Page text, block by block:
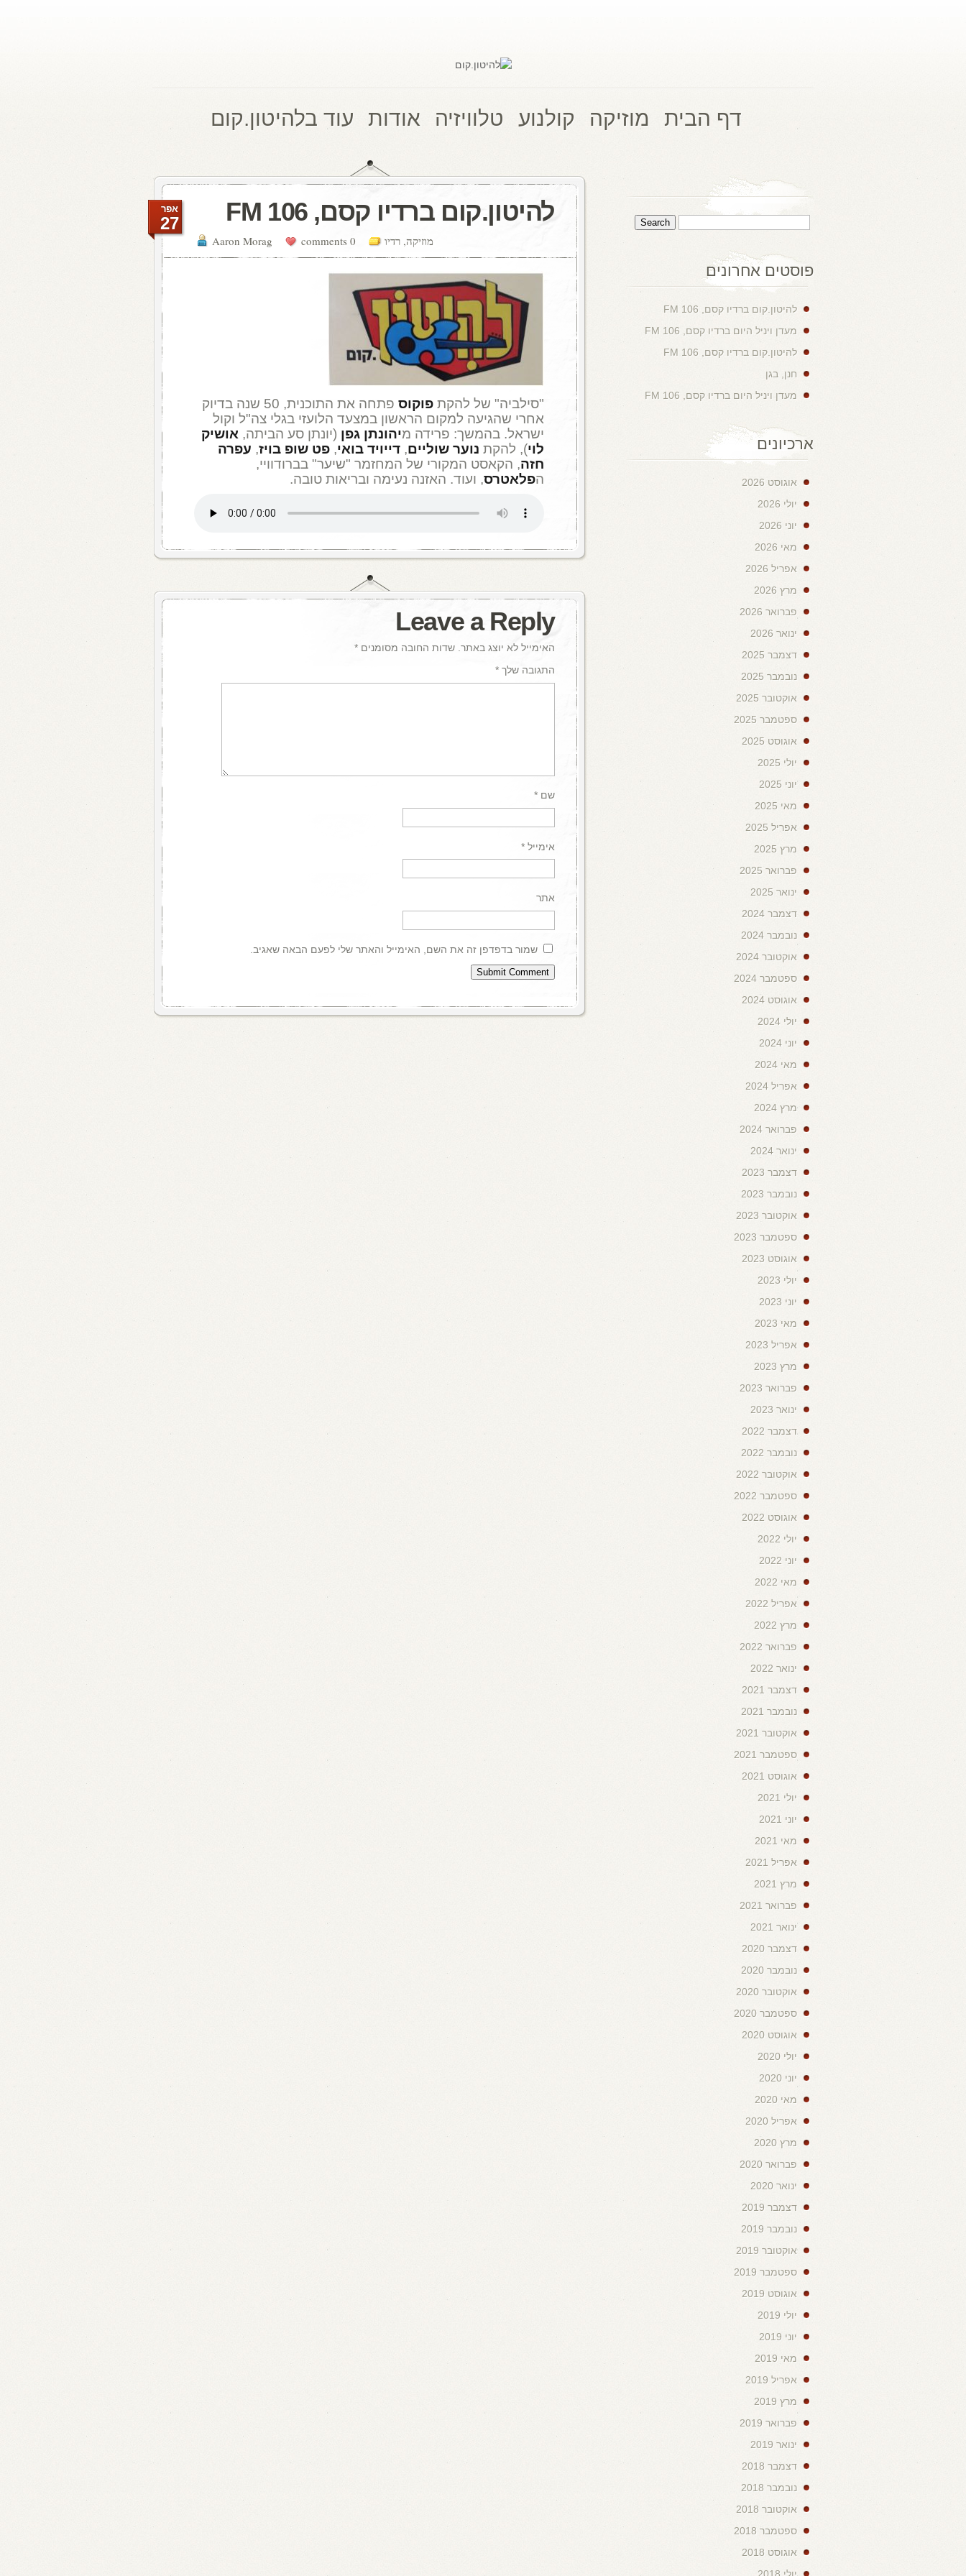
דף הבית מוזיקה קולנוע טלוויזיה אודות עוד בלהיטון.קום
להיטון.קום ברדיו קסם, 106 FM
Aaron Morag 0 comments מוזיקה, רדיו
אפר
27
"סילביה" של להקת פוקוס
פתחה את התוכנית, 50 שנה בדיוק
אחרי שהגיעה למקום הראשון במצעד הלועזי בגלי צה"ל וקול
ישראל. בהמשך: פרידה מיהונתן גפן (יונתן סע הביתה, אושיק
לוי), להקת נוער שוליים, דייויד בואי, פט שופ בויז, עפרה
חזה, הקאסט המקורי של המחזמר "שיער" בברודוויי,
הפלאטרס, ועוד. האזנה נעימה ובריאות טובה.
Leave a Reply
האימייל לא יוצג באתר. שדות החובה מסומנים *
התגובה שלך *
שם *
אימייל *
אתר
שמור בדפדפן זה את השם, האימייל והאתר שלי לפעם הבאה שאגיב.
פוסטים אחרונים
להיטון.קום ברדיו קסם, 106 FM
מעדן ויניל היום ברדיו קסם, 106 FM
להיטון.קום ברדיו קסם, 106 FM
חנן, בגן
מעדן ויניל היום ברדיו קסם, 106 FM
ארכיונים
אוגוסט 2026
יולי 2026
יוני 2026
מאי 2026
אפריל 2026
מרץ 2026
פברואר 2026
ינואר 2026
דצמבר 2025
נובמבר 2025
אוקטובר 2025
ספטמבר 2025
אוגוסט 2025
יולי 2025
יוני 2025
מאי 2025
אפריל 2025
מרץ 2025
פברואר 2025
ינואר 2025
דצמבר 2024
נובמבר 2024
אוקטובר 2024
ספטמבר 2024
אוגוסט 2024
יולי 2024
יוני 2024
מאי 2024
אפריל 2024
מרץ 2024
פברואר 2024
ינואר 2024
דצמבר 2023
נובמבר 2023
אוקטובר 2023
ספטמבר 2023
אוגוסט 2023
יולי 2023
יוני 2023
מאי 2023
אפריל 2023
מרץ 2023
פברואר 2023
ינואר 2023
דצמבר 2022
נובמבר 2022
אוקטובר 2022
ספטמבר 2022
אוגוסט 2022
יולי 2022
יוני 2022
מאי 2022
אפריל 2022
מרץ 2022
פברואר 2022
ינואר 2022
דצמבר 2021
נובמבר 2021
אוקטובר 2021
ספטמבר 2021
אוגוסט 2021
יולי 2021
יוני 2021
מאי 2021
אפריל 2021
מרץ 2021
פברואר 2021
ינואר 2021
דצמבר 2020
נובמבר 2020
אוקטובר 2020
ספטמבר 2020
אוגוסט 2020
יולי 2020
יוני 2020
מאי 2020
אפריל 2020
מרץ 2020
פברואר 2020
ינואר 2020
דצמבר 2019
נובמבר 2019
אוקטובר 2019
ספטמבר 2019
אוגוסט 2019
יולי 2019
יוני 2019
מאי 2019
אפריל 2019
מרץ 2019
פברואר 2019
ינואר 2019
דצמבר 2018
נובמבר 2018
אוקטובר 2018
ספטמבר 2018
אוגוסט 2018